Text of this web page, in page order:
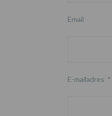
Email
E-mailadres *